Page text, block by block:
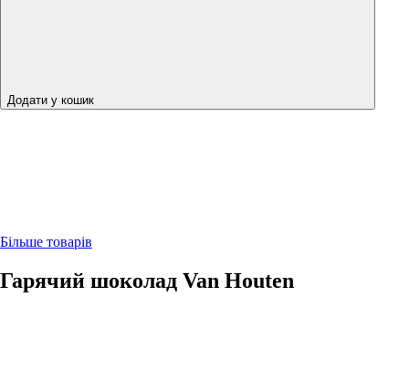
Додати у кошик
Більше товарів
Гарячий шоколад Van Houten